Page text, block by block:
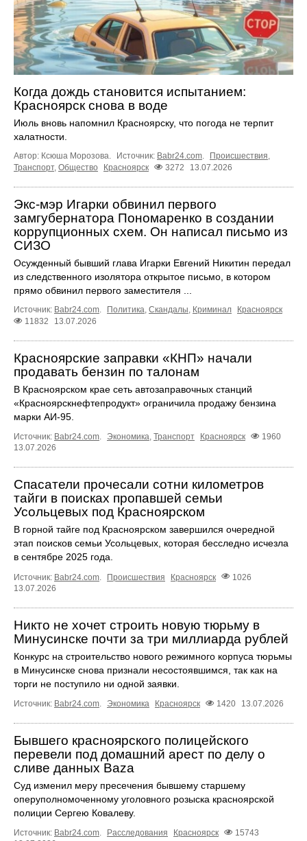
Когда дождь становится испытанием:
Красноярск снова в воде
Июль вновь напомнил Красноярску, что погода не терпит
халатности.
Автор: Ксюша Морозова. Источник: Babr24.com. Происшествия,
Транспорт, Общество Красноярск 3272 13.07.2026
Экс-мэр Игарки обвинил первого
замгубернатора Пономаренко в создании
коррупционных схем. Он написал письмо из
СИЗО
Осужденный бывший глава Игарки Евгений Никитин передал
из следственного изолятора открытое письмо, в котором
прямо обвинил первого заместителя ...
Источник: Babr24.com. Политика, Скандалы, Криминал
Красноярск
11832
13.07.2026
Красноярские заправки «КНП» начали
продавать бензин по талонам
В Красноярском крае сеть автозаправочных станций
«Красноярскнефтепродукт» ограничила продажу бензина
марки АИ-95.
Источник: Babr24.com. Экономика, Транспорт Красноярск
1960
13.07.2026
Спасатели прочесали сотни километров
тайги в поисках пропавшей семьи
Усольцевых под Красноярском
В горной тайге под Красноярском завершился очередной
этап поисков семьи Усольцевых, которая бесследно исчезла
в сентябре 2025 года.
Источник: Babr24.com Происшествия Красноярск
1026
13.07.2026
Никто не хочет строить новую тюрьму в
Минусинске почти за три миллиарда рублей
Конкурс на строительство нового режимного корпуса тюрьмы
в Минусинске снова признали несостоявшимся, так как на
торги не поступило ни одной заявки.
Источник: Babr24.com Экономика Красноярск 1420 13.07.2026
Бывшего красноярского полицейского
перевели под домашний арест по делу о
сливе данных Baza
Суд изменил меру пресечения бывшему старшему
оперуполномоченному уголовного розыска красноярской
полиции Сергею Ковалеву.
Источник: Babr24.com Расследования Красноярск
15743